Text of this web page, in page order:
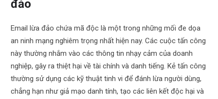
đảo
Email lừa đảo chứa mã độc là một trong những mối đe dọa
an ninh mạng nghiêm trọng nhất hiện nay. Các cuộc tấn công
này thường nhắm vào các thông tin nhạy cảm của doanh
nghiệp, gây ra thiệt hại về tài chính và danh tiếng. Kẻ tấn công
thường sử dụng các kỹ thuật tinh vi để đánh lừa người dùng,
chẳng hạn như giả mạo danh tính, tạo các liên kết độc hại và